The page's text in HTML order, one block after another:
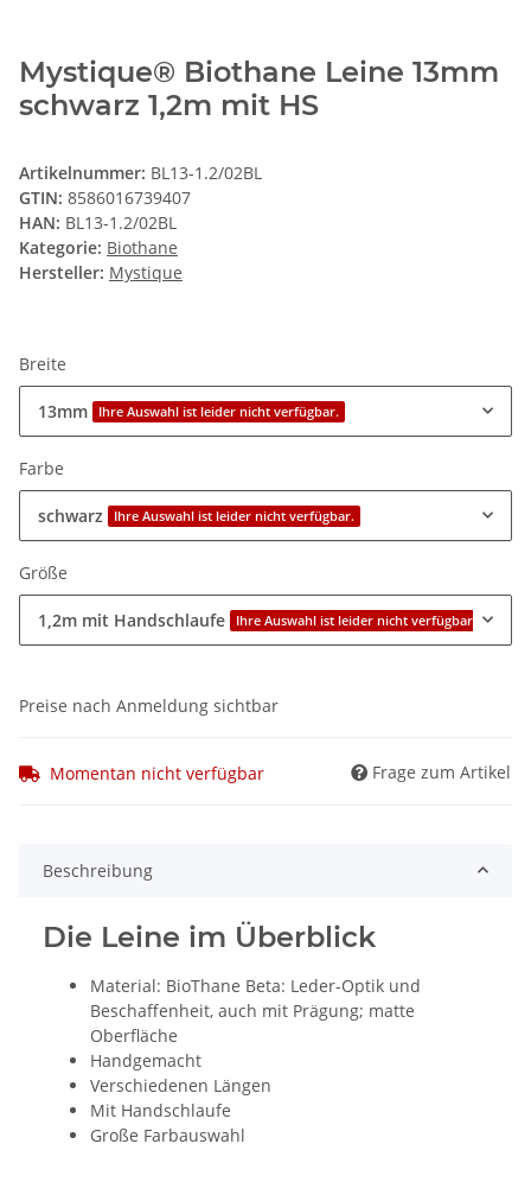
Mystique® Biothane Leine 13mm
schwarz 1,2m mit HS
Artikelnummer: BL13-1.2/02BL
GTIN: 8586016739407
HAN: BL13-1.2/02BL
Kategorie: Biothane
Hersteller: Mystique
Breite
13mm Ihre Auswahl ist leider nicht verfügbar.
Farbe
schwarz Ihre Auswahl ist leider nicht verfügbar.
Größe
1,2m mit Handschlaufe Ihre Auswahl ist leider nicht verfügbar.
Preise nach Anmeldung sichtbar
Momentan nicht verfügbar Frage zum Artikel
Beschreibung
Die Leine im Überblick
Material: BioThane Beta: Leder-Optik und
Beschaffenheit, auch mit Prägung; matte
Oberfläche
Handgemacht
Verschiedenen Längen
Mit Handschlaufe
Große Farbauswahl